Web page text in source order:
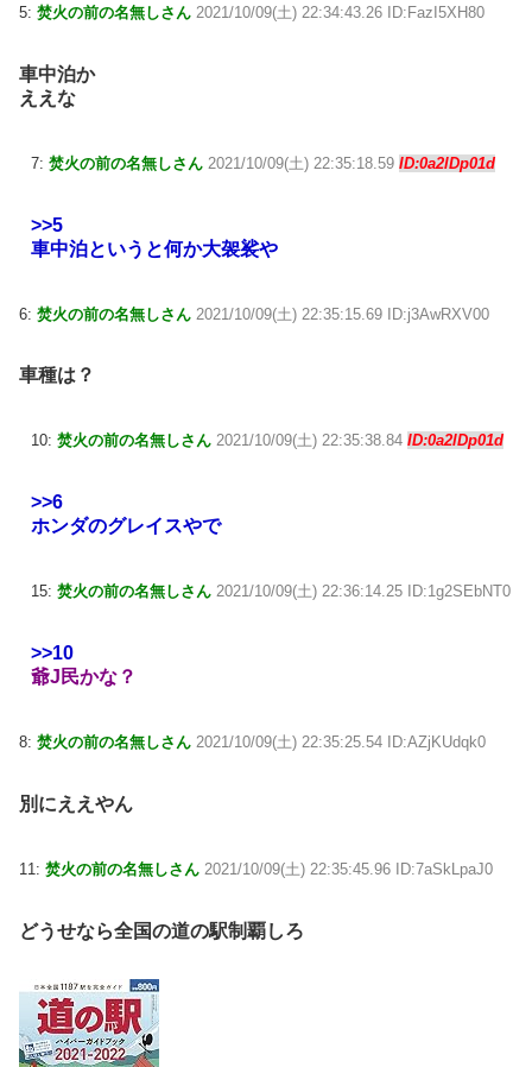
5: 焚火の前の名無しさん 2021/10/09(土) 22:34:43.26 ID:FazI5XH80
車中泊か
ええな
7: 焚火の前の名無しさん 2021/10/09(土) 22:35:18.59 ID:0a2lDp01d
>>5
車中泊というと何か大袈裟や
6: 焚火の前の名無しさん 2021/10/09(土) 22:35:15.69 ID:j3AwRXV00
車種は？
10: 焚火の前の名無しさん 2021/10/09(土) 22:35:38.84 ID:0a2lDp01d
>>6
ホンダのグレイスやで
15: 焚火の前の名無しさん 2021/10/09(土) 22:36:14.25 ID:1g2SEbNT0
>>10
爺J民かな？
8: 焚火の前の名無しさん 2021/10/09(土) 22:35:25.54 ID:AZjKUdqk0
別にええやん
11: 焚火の前の名無しさん 2021/10/09(土) 22:35:45.96 ID:7aSkLpaJ0
どうせなら全国の道の駅制覇しろ